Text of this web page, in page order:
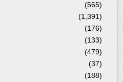
(565)
(1,391)
(176)
(133)
(479)
(37)
(188)